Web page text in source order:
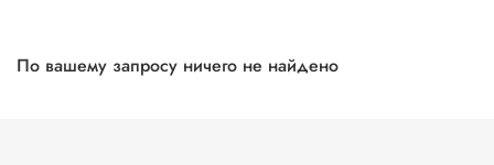
По вашему запросу ничего не найдено